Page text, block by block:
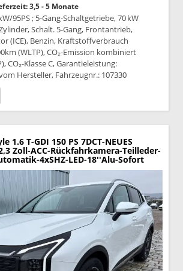
3,5 - 5 Monate
95PS ; 5-Gang-Schaltgetriebe, 70 kW
Zylinder, Schalt. 5-Gang, Frontantrieb,
(ICE), Benzin, Kraftstoffverbrauch
(WLTP), CO₂-Emission kombiniert
CO₂-Klasse C, Garantieleistung:
Hersteller, Fahrzeugnr.: 107330
Fahrzeugexposé drucken
1.6 T-GDI 150 PS 7DCT-NEUES
Zoll-ACC-Rückfahrkamera-Teilleder-
4xSHZ-LED-18''Alu-Sofort